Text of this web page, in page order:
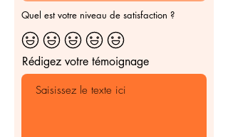
Quel est votre niveau de satisfaction ?
Rédigez votre témoignage